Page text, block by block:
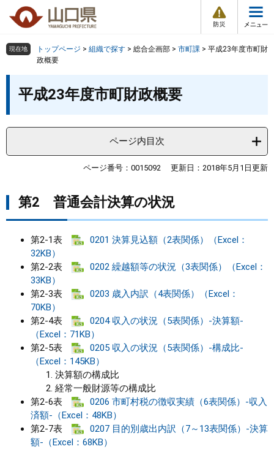
の
頭
。
ー
飛
て
本
へ
情
メ
ュ
組織で探す
健康・福祉
教育・文化・スポーツ
しごと・産業・観光
まちづくり
県政情報
検索の仕方 組織で探す サイトマップで探す
現在地 トップページ > 組織で探す > 総合企画部 > 市町課 > 平成23年度市町財
政概要
平成23年度市町財政概要
ページ内目次
ページ番号：0015092 更新日：2018年5月1日更新
第2 普通会計決算の状況
第2-1表
0201 決算見込額（2表関係）（Excel：
32KB）
第2-2表
0202 繰越額等の状況（3表関係）（Excel：
33KB）
第2-3表
0203 歳入内訳（4表関係）（Excel：
70KB）
第2-4表
0204 収入の状況（5表関係）-決算額-
（Excel：71KB）
第2-5表
0205 収入の状況（5表関係）-構成比-
（Excel：145KB）
決算額の構成比
経常一般財源等の構成比
第2-6表
0206 市町村税の徴収実績（6表関係）-収入
済額-（Excel：48KB）
第2-7表
0207 目的別歳出内訳（7～13表関係）-決算
額-（Excel：68KB）